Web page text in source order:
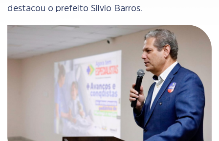
destacou o prefeito Silvio Barros.